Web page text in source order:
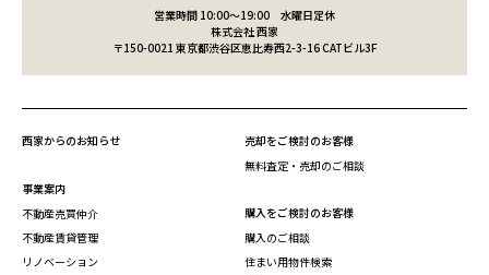
営業時間 10:00～19:00
水曜日定休
株式会社 西家
〒150-0021 東京都渋谷区恵比寿西2-3-16 CATビル3F
西家からのお知らせ
事業案内
不動産売買仲介
不動産賃貸管理
リノベーション
売却をご検討のお客様
無料査定・売却のご相談
購入をご検討のお客様
購入のご相談
住まい用物件検索